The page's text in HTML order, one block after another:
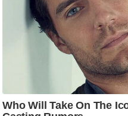
प
र